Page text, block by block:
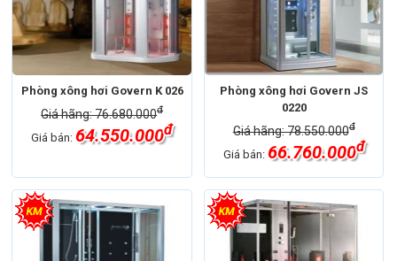
Phòng xông hơi Govern K 026
Giá hãng: 76.680.000đ
Giá bán:64.550.000đ
Phòng xông hơi Govern JS
0220
Giá hãng: 78.550.000đ
Giá bán: 66.760.000đ